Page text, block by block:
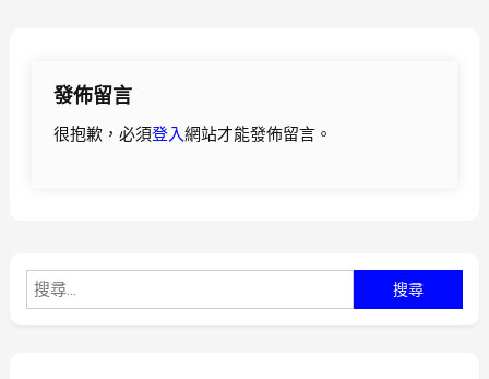
發佈留言
很抱歉，必須登入網站才能發佈留言。
尋